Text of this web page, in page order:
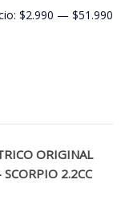
$2.990 — $51.990
ORIGINAL
2.2CC